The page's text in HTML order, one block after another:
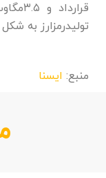
تولیدرمزارز به
منبع: ایسنا